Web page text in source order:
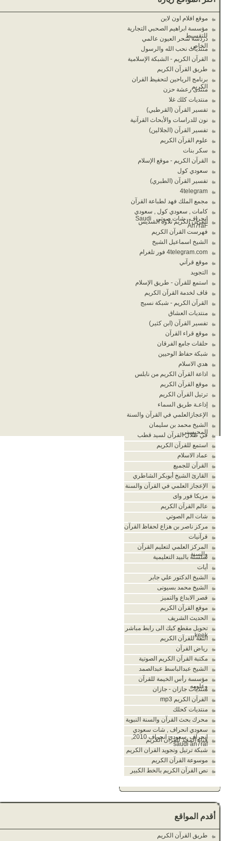
موقع افلام اون لاين
مؤسسة ابراهيم الصحبي التجارية
للتقسيط
دردشة سحر العيون عالمي
الخاص
منتديات نحب الله والرسول
القرآن الكريم - الشبكة الإسلامية
طريق القرآن الكريم
برنامج الرياحين لتحفيظ القران
الكريم
منتدى رعشة حزن
منتديات كلك غلا
تفسير القرآن (القرطبي)
نون للدراسات والأبحاث القرآنية
تفسير القرآن (الجلالين)
علوم القرآن الكريم
سكر بنات
القرآن الكريم - موقع الإسلام
سعودي كول
تفسير القرآن (الطبري)
4telegram
مجمع الملك فهد لطباعة القرآن
كامات , سعودي كول , سعودي
انحراف , شات صوتي , Saudi
An7raF
القرآن الكريم تلاوة السديس
فهرست القرآن الكريم
الشيخ اسماعيل الشيخ
4telegram.com فور تلغرام
موقع قرآني
التجويد
استمع للقرآن - طريق الإسلام
قاف لخدمة القرآن الكريم
القرآن الكريم - شبكة نسيج
منتديات العشاق
تفسير القرآن (ابن كثير)
موقع قراء القرآن
حلقات جامع الفرقان
شبكة حفاظ الوحيين
هدي الاسلام
اذاعة القرآن الكريم من نابلس
موقع القرآن الكريم
ترتيل القرآن الكريم
إذاعـة طريق السماء
الإعجازالعلمي في القرآن والسنة
الشيخ محمد بن سليمان
المحيسني
في ظلال القرآن لسيد قطب
استمع للقرآن الكريم
عماد الاسلام
القرآن للجميع
القارئ الشيخ أبوبكر الشاطري
الإعجاز العلمي في القرآن والسنة
مزيكا فور واى
عالم القرآن الكريم
شات الم الصوتي
مركز ناصر بن هزاع لحفاظ القرآن
قرآنيات
المركز العلمي لتعليم القرآن
والسنة
سلسلة بالبيد التعليمية
أيات
الشيخ الدكتور علي جابر
الشيخ محمد بسيونى
قصر الابداع والتميز
موقع القرآن الكريم
الحديث الشريف
تحويل مقطع كيك الى رابط مباشر
keek
الثقة للقرآن الكريم
رياض القرآن
مكتبة القرآن الكريم الصوتية
الشيخ عبدالباسط عبدالصمد
مؤسسة رأس الخيمة للقرآن
وعلومه
منتديات جازان - جازان
القرآن الكريم mp3
منتديات كحلك
محرك بحث القرآن والسنة النبوية
سعودي انحراف , شات سعودي
انحراف ,سعودي انحراف 2010,
saudi an7raf
قناة المجد للقرآن الكريم
شبكة ترتيل وتجويد القران الكريم
موسوعة القرآن الكريم
نص القرآن الكريم بالخط الكبير
أقدم المواقع
طريق القرآن الكريم